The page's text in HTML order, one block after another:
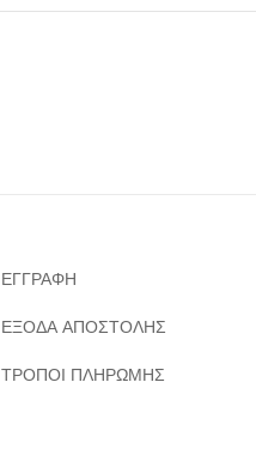
ΕΓΓΡΑΦΗ
ΕΞΟΔΑ ΑΠΟΣΤΟΛΗΣ
ΤΡΟΠΟΙ ΠΛΗΡΩΜΗΣ